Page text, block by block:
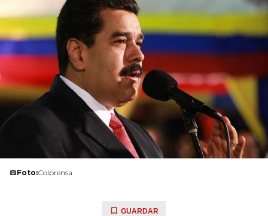
Foto:Colprensa
GUARDAR